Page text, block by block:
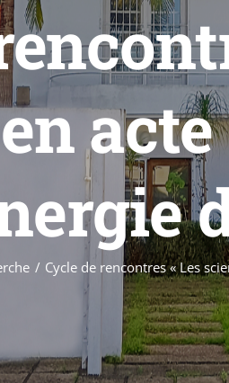
acte
Cycle de rencontres « Les